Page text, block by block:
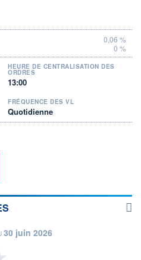
0,06 %
0 %
HEURE DE CENTRALISATION DES
ORDRES
13:00
FRÉQUENCE DES VL
Quotidienne
30 juin 2026